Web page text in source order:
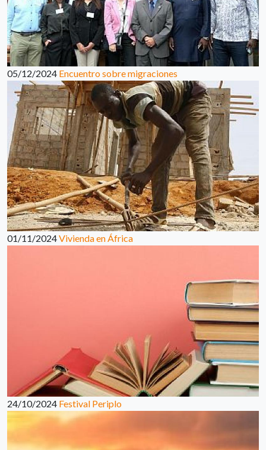
05/12/2024 Encuentro sobre migraciones
01/11/2024Vivienda en África
24/10/2024 Festival Periplo